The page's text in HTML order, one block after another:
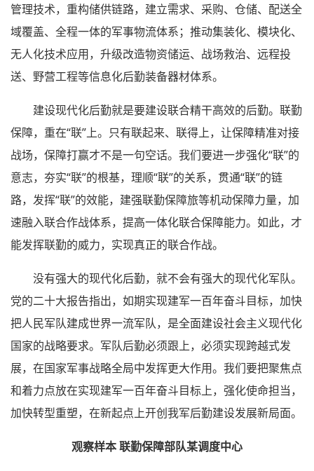
管理技术，重构储供链路，建立需求、采购、仓储、配送全
域覆盖、全程一体的军事物流体系；推动集装化、模块化、
无人化技术应用，升级改造物资储运、战场救治、远程投
送、野营工程等信息化后勤装备器材体系。
建设现代化后勤就是要建设联合精干高效的后勤。联勤
保障，重在“联”上。只有联起来、联得上，让保障精准对接
战场，保障打赢才不是一句空话。我们要进一步强化“联”的
意志，夯实“联”的根基，理顺“联”的关系，贯通“联”的链
路，发挥“联”的效能，建强联勤保障旅等机动保障力量，加
速融入联合作战体系，提高一体化联合保障能力。如此，才
能发挥联勤的威力，实现真正的联合作战。
没有强大的现代化后勤，就不会有强大的现代化军队。
党的二十大报告指出，如期实现建军一百年奋斗目标，加快
把人民军队建成世界一流军队，是全面建设社会主义现代化
国家的战略要求。军队后勤必须跟上，必须实现跨越式发
展，在国家军事战略全局中发挥更大作用。我们要把聚焦点
和着力点放在实现建军一百年奋斗目标上，强化使命担当，
加快转型重塑，在新起点上开创我军后勤建设发展新局面。
观察样本 联勤保障部队某调度中心